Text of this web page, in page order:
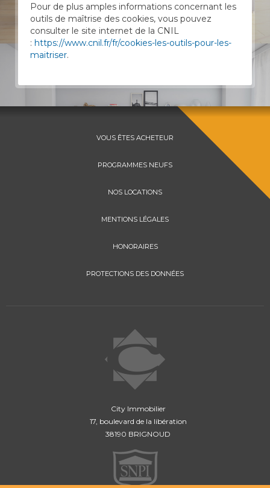
Pour de plus amples informations concernant les
outils de maîtrise des cookies, vous pouvez
consulter le site internet de la CNIL
: https://www.cnil.fr/fr/cookies-les-outils-pour-les-
maitriser.
VOUS ÊTES ACHETEUR
PROGRAMMES NEUFS
NOS LOCATIONS
MENTIONS LÉGALES
HONORAIRES
PROTECTIONS DES DONNÉES
City Immobilier
17, boulevard de la libération
38190 BRIGNOUD